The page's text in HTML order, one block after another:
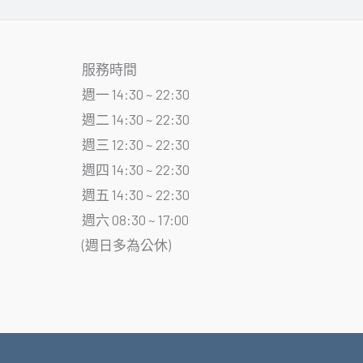
服務時間
週一 14:30 ~ 22:30
週二 14:30 ~ 22:30
週三 12:30 ~ 22:30
週四 14:30 ~ 22:30
週五 14:30 ~ 22:30
週六 08:30 ~ 17:00
(週日多為公休)